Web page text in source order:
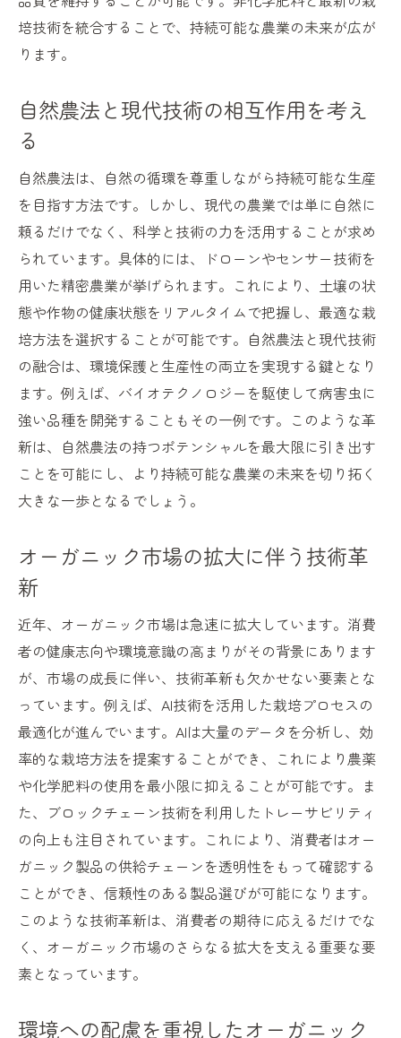
培技術を統合することで、持続可能な農業の未来が広が
ります。
自然農法と現代技術の相互作用を考え
る
自然農法は、自然の循環を尊重しながら持続可能な生産
を目指す方法です。しかし、現代の農業では単に自然に
頼るだけでなく、科学と技術の力を活用することが求め
られています。具体的には、ドローンやセンサー技術を
用いた精密農業が挙げられます。これにより、土壌の状
態や作物の健康状態をリアルタイムで把握し、最適な栽
培方法を選択することが可能です。自然農法と現代技術
の融合は、環境保護と生産性の両立を実現する鍵となり
ます。例えば、バイオテクノロジーを駆使して病害虫に
強い品種を開発することもその一例です。このような革
新は、自然農法の持つポテンシャルを最大限に引き出す
ことを可能にし、より持続可能な農業の未来を切り拓く
大きな一歩となるでしょう。
オーガニック市場の拡大に伴う技術革
新
近年、オーガニック市場は急速に拡大しています。消費
者の健康志向や環境意識の高まりがその背景にあります
が、市場の成長に伴い、技術革新も欠かせない要素とな
っています。例えば、AI技術を活用した栽培プロセスの
最適化が進んでいます。AIは大量のデータを分析し、効
率的な栽培方法を提案することができ、これにより農薬
や化学肥料の使用を最小限に抑えることが可能です。ま
た、ブロックチェーン技術を利用したトレーサビリティ
の向上も注目されています。これにより、消費者はオー
ガニック製品の供給チェーンを透明性をもって確認する
ことができ、信頼性のある製品選びが可能になります。
このような技術革新は、消費者の期待に応えるだけでな
く、オーガニック市場のさらなる拡大を支える重要な要
素となっています。
環境への配慮を重視したオーガニック